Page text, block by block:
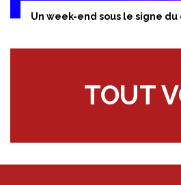
Un week-end sous le signe du
TOUT